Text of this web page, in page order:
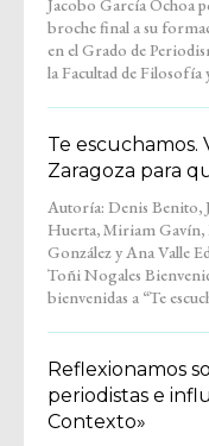
Jacobo García Ochoa
broche final a su
en el Grado de
la Facultad de Filosofía
etapa como
Entremedios. Su
Te escuchamos.
Zaragoza para
Autoría: Denis Benito,
Huerta, Miriam Gavín,
González y Ana Valle Edición:
Toñi Nogales Bienvenidos y
bienvenidas a “Te
Voces de quienes
Zaragoza para
espacio tranquilo, hecho para
escuchar sin prisas y
Reflexionamos
periodistas e
Contexto»